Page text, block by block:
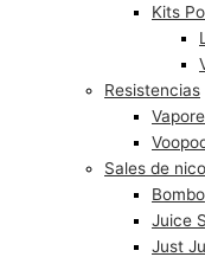
Kits
Resistencias
Sales de
Bombo
Juice
Just